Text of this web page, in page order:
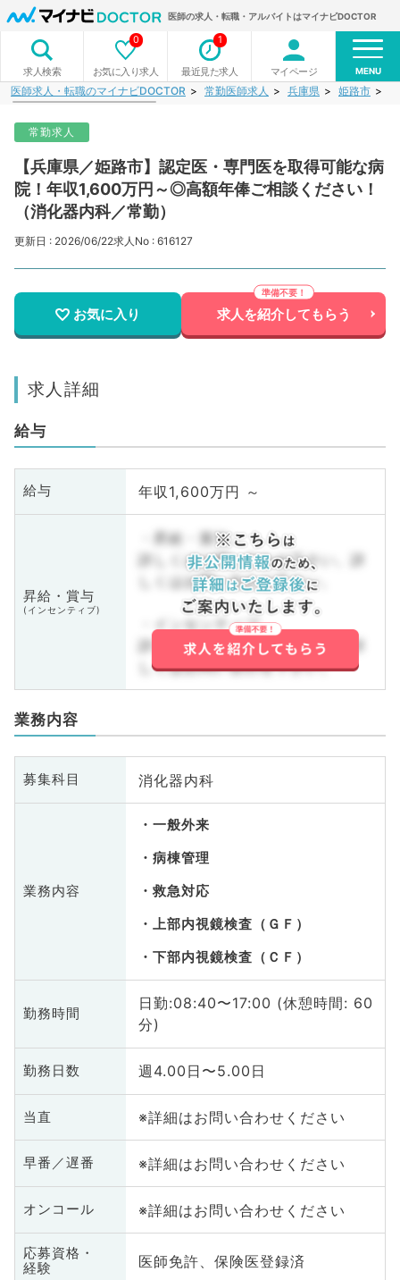
医師の求人・転職・アルバイトはマイナビDOCTOR
求人検索 お気に入り求人
0
最近見た求人
1
マイページ MENU
医師求人・転職のマイナビDOCTOR 常勤医師求人 兵庫県 姫路市
常勤求人
【兵庫県／姫路市】認定医・専門医を取得可能な病
院！年収1,600万円～◎高額年俸ご相談ください！
（消化器内科／常勤）
更新日 : 2026/06/22求人No : 616127
お気に入り 求人を紹介してもらう
求人詳細
給与
給与 年収1,600万円 ～
昇給・賞与
(インセンティブ)
・昇給・賞与
詳しくはお問い合わせ下さい。詳
しくはお問い合わせ下さい。
・インセンティブ
詳しくはお問い合わせ下さい。詳
しくはお問い合わせ下さい。
業務内容
募集科目 消化器内科
業務内容
一般外来
病棟管理
救急対応
上部内視鏡検査（ＧＦ）
下部内視鏡検査（ＣＦ）
勤務時間
日勤:08:40〜17:00 (休憩時間: 60
分)
勤務日数 週4.00日〜5.00日
当直 ※詳細はお問い合わせください
早番／遅番 ※詳細はお問い合わせください
オンコール ※詳細はお問い合わせください
応募資格・
経験
医師免許、保険医登録済